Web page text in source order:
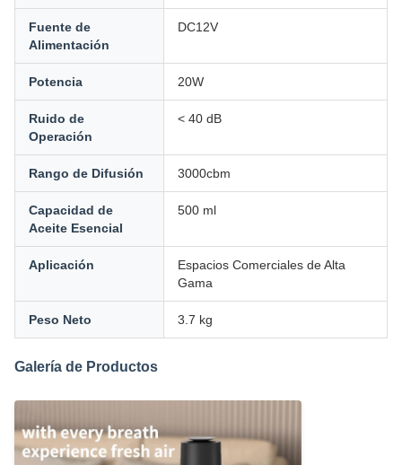
Fuente de
Alimentación
DC12V
Potencia 20W
Ruido de
Operación
< 40 dB
Rango de Difusión 3000cbm
Capacidad de
Aceite Esencial
500 ml
Aplicación
Espacios Comerciales de Alta
Gama
Peso Neto 3.7 kg
Galería de Productos